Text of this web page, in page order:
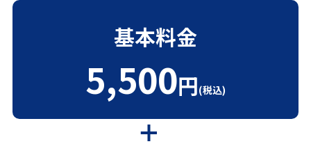
基本料金
5,500円(税込)